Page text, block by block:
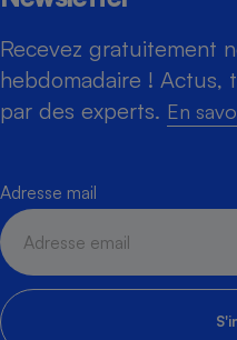
Recevez gratuitement
hebdomadaire ! Actus,
par des experts. En
Adresse mail